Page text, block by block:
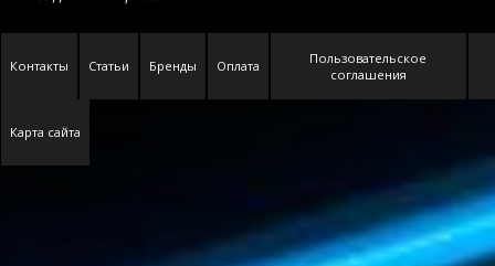
Контакты Статьи Бренды Оплата
Пользовательское
соглашения
Карта сайта